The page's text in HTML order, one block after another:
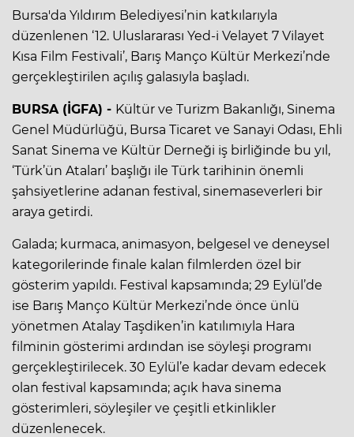
Bursa'da Yıldırım Belediyesi’nin katkılarıyla
düzenlenen ‘12. Uluslararası Yed-i Velayet 7 Vilayet
Kısa Film Festivali’, Barış Manço Kültür Merkezi’nde
gerçekleştirilen açılış galasıyla başladı.
BURSA (İGFA) - Kültür ve Turizm Bakanlığı, Sinema
Genel Müdürlüğü, Bursa Ticaret ve Sanayi Odası, Ehli
Sanat Sinema ve Kültür Derneği iş birliğinde bu yıl,
‘Türk’ün Ataları’ başlığı ile Türk tarihinin önemli
şahsiyetlerine adanan festival, sinemaseverleri bir
araya getirdi.
Galada; kurmaca, animasyon, belgesel ve deneysel
kategorilerinde finale kalan filmlerden özel bir
gösterim yapıldı. Festival kapsamında; 29 Eylül’de
ise Barış Manço Kültür Merkezi’nde önce ünlü
yönetmen Atalay Taşdiken’in katılımıyla Hara
filminin gösterimi ardından ise söyleşi programı
gerçekleştirilecek. 30 Eylül’e kadar devam edecek
olan festival kapsamında; açık hava sinema
gösterimleri, söyleşiler ve çeşitli etkinlikler
düzenlenecek.